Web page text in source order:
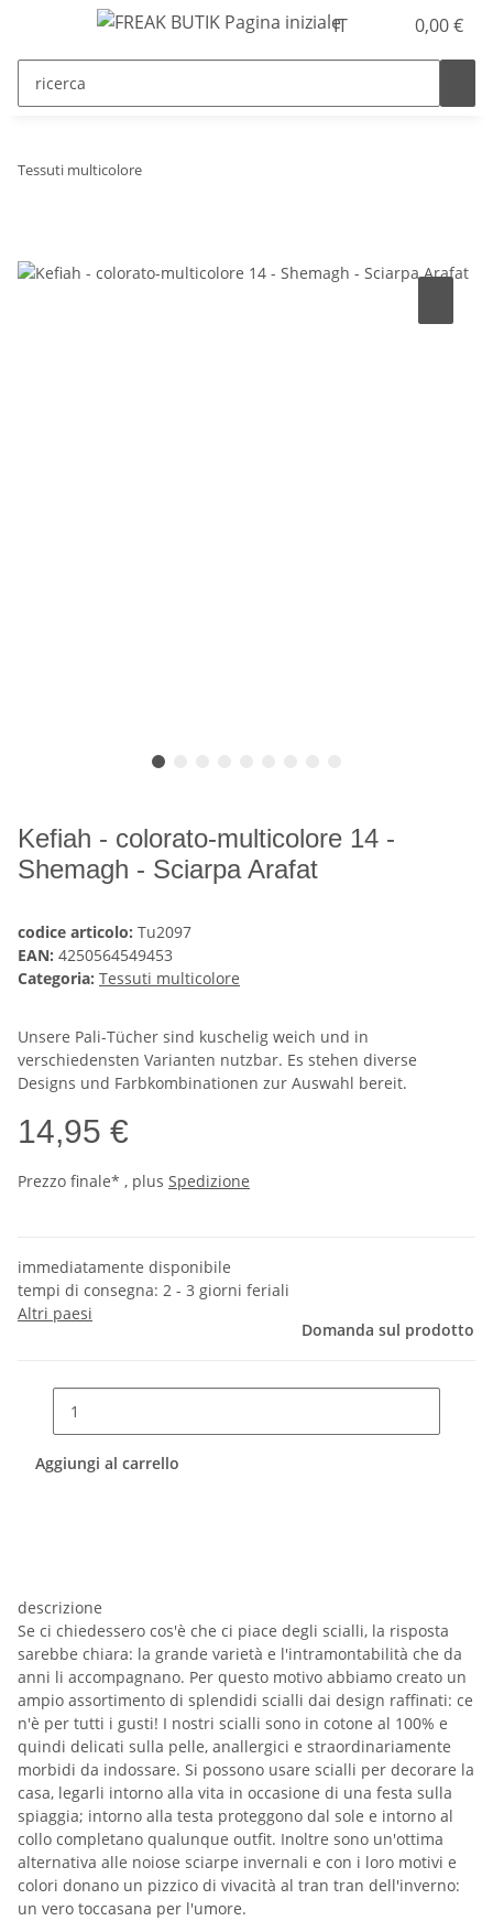
IT 0,00 €
Tessuti multicolore
Kefiah - colorato-multicolore 14 -
Shemagh - Sciarpa Arafat
codice articolo: Tu2097
EAN: 4250564549453
Categoria: Tessuti multicolore
Unsere Pali-Tücher sind kuschelig weich und in
verschiedensten Varianten nutzbar. Es stehen diverse
Designs und Farbkombinationen zur Auswahl bereit.
14,95 €
Prezzo finale* , plus Spedizione
immediatamente disponibile
tempi di consegna: 2 - 3 giorni feriali
Altri paesi
Domanda sul prodotto
Aggiungi al carrello
descrizione
Se ci chiedessero cos'è che ci piace degli scialli, la risposta
sarebbe chiara: la grande varietà e l'intramontabilità che da
anni li accompagnano. Per questo motivo abbiamo creato un
ampio assortimento di splendidi scialli dai design raffinati: ce
n'è per tutti i gusti! I nostri scialli sono in cotone al 100% e
quindi delicati sulla pelle, anallergici e straordinariamente
morbidi da indossare. Si possono usare scialli per decorare la
casa, legarli intorno alla vita in occasione di una festa sulla
spiaggia; intorno alla testa proteggono dal sole e intorno al
collo completano qualunque outfit. Inoltre sono un'ottima
alternativa alle noiose sciarpe invernali e con i loro motivi e
colori donano un pizzico di vivacità al tran tran dell'inverno:
un vero toccasana per l'umore.